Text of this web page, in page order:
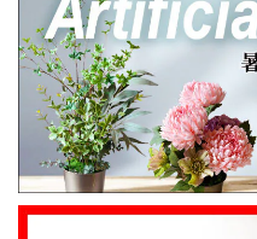
姉の誕生日に花束を注文し
伝えたところ、レアなバラ
プでハイセンスな華やかな
姉も大変喜んでくれて、大
す。 安心してお願いできる
大変嬉しいレビュ